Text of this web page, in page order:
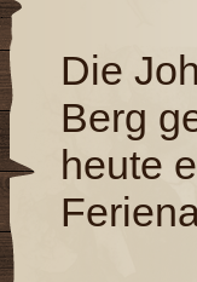
Die
Berg
heute